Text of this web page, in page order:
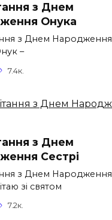
з Днем
Онука
з Днем Народження
–
7.4к.
з Днем
Сестрі
з Днем Народження
зі святом
7.2к.